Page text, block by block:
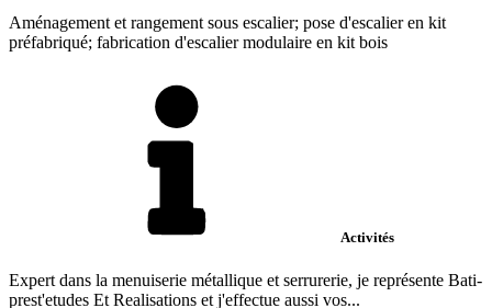
Aménagement et rangement sous escalier; pose d'escalier en kit
préfabriqué; fabrication d'escalier modulaire en kit bois
Activités
Expert dans la menuiserie métallique et serrurerie, je représente Bati-
prest'etudes Et Realisations et j'effectue aussi vos...